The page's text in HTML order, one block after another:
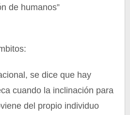
de humanos”
se dice que hay
cuando la inclinación para
del propio individuo